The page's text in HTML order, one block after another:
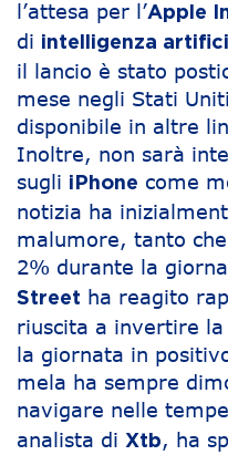
l’attesa per l’Apple
di intelligenza
il lancio è stato
mese negli Stati
disponibile in altre
Inoltre, non sarà
sugli iPhone come
notizia ha
malumore, tanto
2% durante la
Street ha reagito
riuscita a invertire la
la giornata in
mela ha sempre
navigare nelle
analista di Xtb, ha